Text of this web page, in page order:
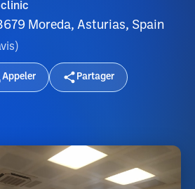
Moreda, Asturias, Spain
)
Appeler Partager